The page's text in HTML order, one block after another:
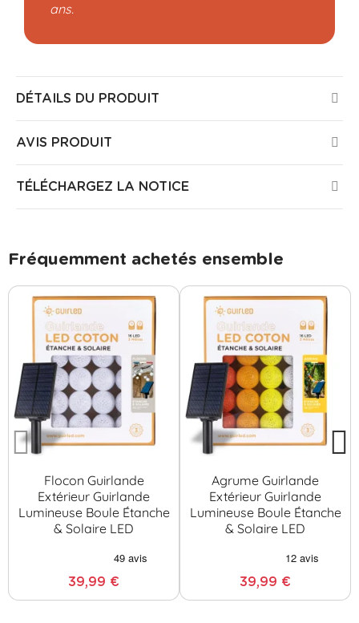
ans.
DÉTAILS DU PRODUIT
AVIS PRODUIT
TÉLÉCHARGEZ LA NOTICE
Fréquemment achetés ensemble
Flocon Guirlande
Extérieur Guirlande
Lumineuse Boule Étanche
& Solaire LED
39,99 €
Agrume Guirlande
Extérieur Guirlande
Lumineuse Boule Étanche
& Solaire LED
39,99 €